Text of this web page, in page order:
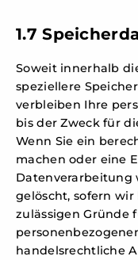
1.7
Soweit innerhalb
speziellere
verbleiben Ihre
bis der Zweck für
Wenn Sie ein
machen oder eine
Datenverarbeitung
gelöscht, sofern
zulässigen Gründe
handelsrechtliche